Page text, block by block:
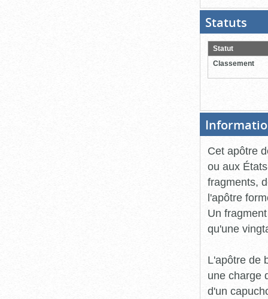
Statuts
pour
Statut
Classement
Cet apôtre
ou aux
fragments,
l'apôtre
Un
qu'une
L'apôtre de
une charge
d'un